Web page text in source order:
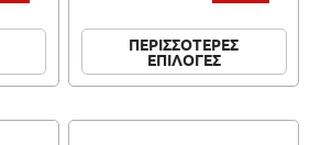
ΠΕΡΙΣΣΟΤΕΡΕΣ
ΕΠΙΛΟΓΕΣ